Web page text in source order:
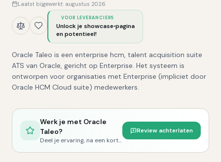
Laatst bijgewerkt: augustus 2026
VOOR LEVERANCIERS
Unlock je showcase‑pagina
en potentieel!
Oracle Taleo is een enterprise hcm, talent acquisition suite
ATS van Oracle, gericht op Enterprise. Het systeem is
ontworpen voor organisaties met Enterprise (impliciet door
Oracle HCM Cloud suite) medewerkers.
Werk je met Oracle
Taleo?
Deel je ervaring, na een korte controle publiceren we je review.
Review achterlaten